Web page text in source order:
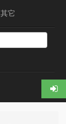
其它